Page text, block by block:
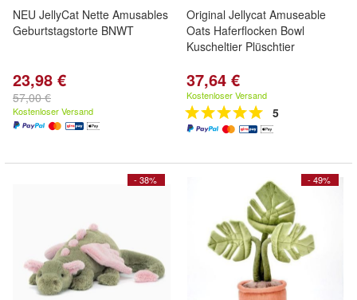
NEU JellyCat Nette Amusables
Geburtstagstorte BNWT
23,98 €
57,00 €
Kostenloser Versand
Original Jellycat Amuseable
Oats Haferflocken Bowl
Kuscheltier Plüschtier
37,64 €
Kostenloser Versand
5
- 38% - 49%